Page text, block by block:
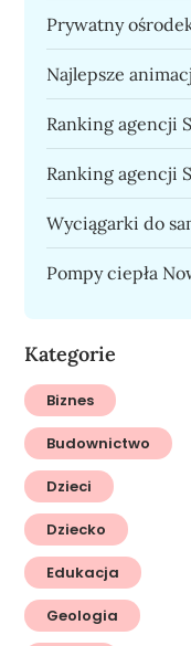
Prywatny
Najlepsze
Ranking agencji
Ranking agencji
Wyciągarki do
Pompy ciepła
Kategorie
Biznes
Budownictwo
Dzieci
Dziecko
Edukacja
Geologia